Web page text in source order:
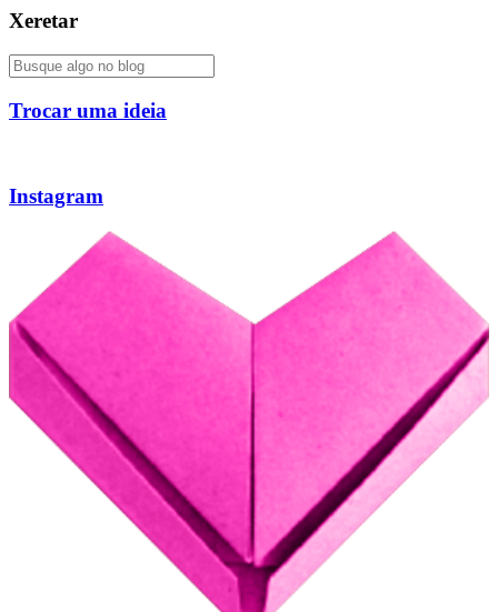
Xeretar
Trocar uma ideia
Instagram